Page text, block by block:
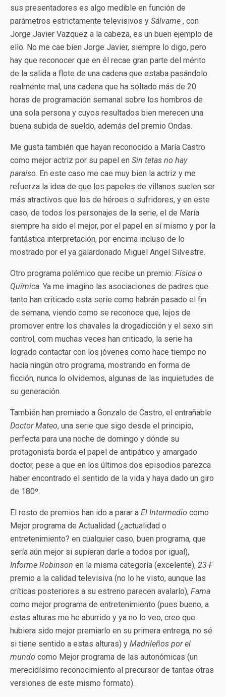
sus presentadores es algo medible en función de
parámetros estrictamente televisivos y Sálvame , con
Jorge Javier Vazquez a la cabeza, es un buen ejemplo de
ello. No me cae bien Jorge Javier, siempre lo digo, pero
hay que reconocer que en él recae gran parte del mérito
de la salida a flote de una cadena que estaba pasándolo
realmente mal, una cadena que ha soltado más de 20
horas de programación semanal sobre los hombros de
una sola persona y cuyos resultados bien merecen una
buena subida de sueldo, además del premio Ondas.
Me gusta también que hayan reconocido a María Castro
como mejor actriz por su papel en Sin tetas no hay
paraiso. En este caso me cae muy bien la actriz y me
refuerza la idea de que los papeles de villanos suelen ser
más atractivos que los de héroes o sufridores, y en este
caso, de todos los personajes de la serie, el de María
siempre ha sido el mejor, por el papel en sí mismo y por la
fantástica interpretación, por encima incluso de lo
mostrado por el ya galardonado Miguel Angel Silvestre.
Otro programa polémico que recibe un premio: Física o
Química. Ya me imagino las asociaciones de padres que
tanto han criticado esta serie como habrán pasado el fin
de semana, viendo como se reconoce que, lejos de
promover entre los chavales la drogadicción y el sexo sin
control, com muchas veces han criticado, la serie ha
logrado contactar con los jóvenes como hace tiempo no
hacía ningún otro programa, mostrando en forma de
ficción, nunca lo olvidemos, algunas de las inquietudes de
su generación.
También han premiado a Gonzalo de Castro, el entrañable
Doctor Mateo, una serie que sigo desde el principio,
perfecta para una noche de domingo y dónde su
protagonista borda el papel de antipático y amargado
doctor, pese a que en los últimos dos episodios parezca
haber encontrado el sentido de la vida y haya dado un giro
de 180º.
El resto de premios han ido a parar a El Intermedio como
Mejor programa de Actualidad (¿actualidad o
entretenimiento? en cualquier caso, buen programa, que
sería aún mejor si supieran darle a todos por igual),
Informe Robinson en la misma categoría (excelente), 23-F
premio a la calidad televisiva (no lo he visto, aunque las
críticas posteriores a su estreno parecen avalarlo), Fama
como mejor programa de entretenimiento (pues bueno, a
estas alturas me he aburrido y ya no lo veo, creo que
hubiera sido mejor premiarlo en su primera entrega, no sé
si tiene sentido a estas alturas) y Madrileños por el
mundo como Mejor programa de las autonómicas (un
merecidísimo reconocimiento al precursor de tantas otras
versiones de este mismo formato).